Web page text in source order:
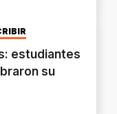
estudiantes
su